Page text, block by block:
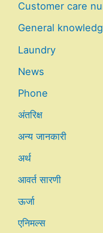
Customer care
General
Laundry
News
Phone
अंतरिक्ष
अन्य जानकारी
अर्थ
आवर्त सारणी
ऊर्जा
एनिमल्स